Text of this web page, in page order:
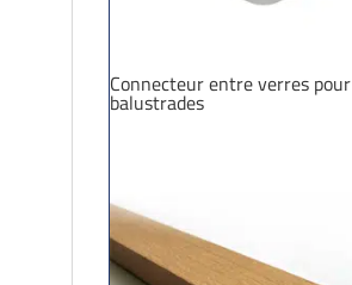
Connecteur entre verres pour
balustrades